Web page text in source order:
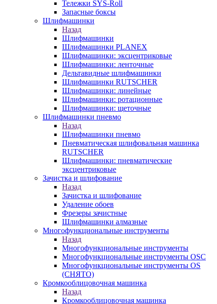
Тележки SYS-Roll
Запасные боксы
Шлифмашинки
Назад
Шлифмашинки
Шлифмашинки PLANEX
Шлифмашинки: эксцентриковые
Шлифмашинки: ленточные
Дельтавидные шлифмашинки
Шлифмашинки RUTSCHER
Шлифмашинки: линейные
Шлифмашинки: ротационные
Шлифмашинки: щеточные
Шлифмашинки пневмо
Назад
Шлифмашинки пневмо
Пневматическая шлифовальная машинка
RUTSCHER
Шлифмашинки: пневматические
эксцентриковые
Зачистка и шлифование
Назад
Зачистка и шлифование
Удаление обоев
Фрезеры зачистные
Шлифмашинки алмазные
Многофункциональные инструменты
Назад
Многофункциональные инструменты
Многофункциональные инструменты OSC
Многофункциональные инструменты OS
(СНЯТО)
Кромкооблицовочная машинка
Назад
Кромкооблицовочная машинка